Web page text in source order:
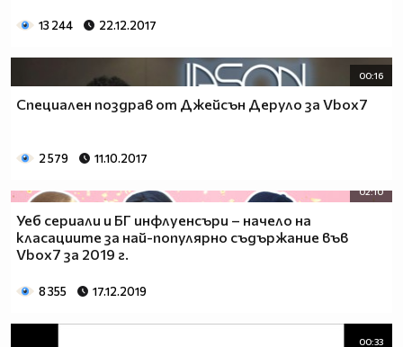
13 244 22.12.2017
00:16
Специален поздрав от Джейсън Деруло за Vbox7
2 579 11.10.2017
02:10
Уеб сериали и БГ инфлуенсъри – начело на
класациите за най-популярно съдържание във
Vbox7 за 2019 г.
8 355 17.12.2019
00:33